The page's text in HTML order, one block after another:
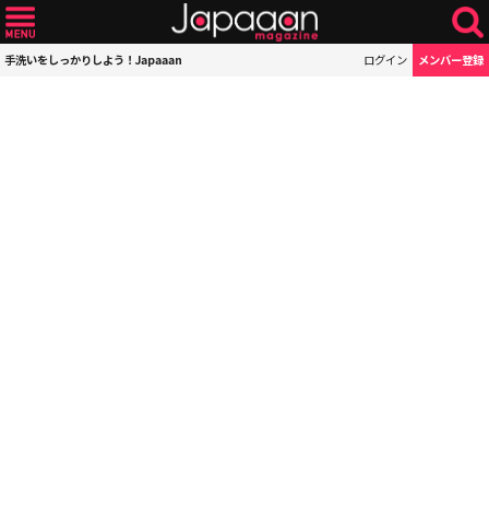
手洗いをしっかりしよう！Japaaan ログイン メンバー登録